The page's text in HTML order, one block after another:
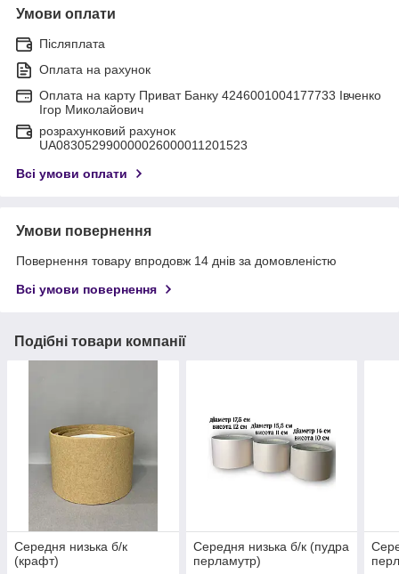
Умови оплати
Післяплата
Оплата на рахунок
Оплата на карту Приват Банку 4246001004177733 Івченко
Ігор Миколайович
розрахунковий рахунок
UA083052990000026000011201523
Всі умови оплати
Умови повернення
Повернення товару впродовж 14 днів за домовленістю
Всі умови повернення
Подібні товари компанії
Середня низька б/к
(крафт)
Середня низька б/к (пудра
перламутр)